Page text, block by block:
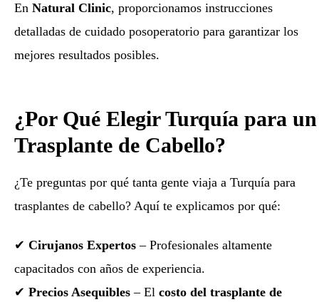
En Natural Clinic, proporcionamos instrucciones
detalladas de cuidado posoperatorio para garantizar los
mejores resultados posibles.
¿Por Qué Elegir Turquía para un
Trasplante de Cabello?
¿Te preguntas por qué tanta gente viaja a Turquía para
trasplantes de cabello? Aquí te explicamos por qué:
✔ Cirujanos Expertos – Profesionales altamente
capacitados con años de experiencia.
✔ Precios Asequibles – El costo del trasplante de